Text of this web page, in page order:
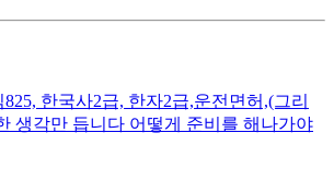
한국사2급, 한자2급,운전면허,(그리
생각만 듭니다 어떻게 준비를 해나가야